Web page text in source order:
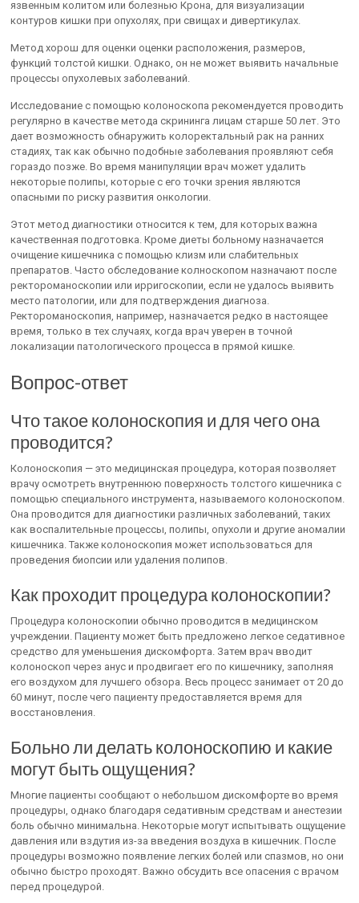
язвенным колитом или болезнью Крона, для визуализации
контуров кишки при опухолях, при свищах и дивертикулах.
Метод хорош для оценки оценки расположения, размеров,
функций толстой кишки. Однако, он не может выявить начальные
процессы опухолевых заболеваний.
Исследование с помощью колоноскопа рекомендуется проводить
регулярно в качестве метода скрининга лицам старше 50 лет. Это
дает возможность обнаружить колоректальный рак на ранних
стадиях, так как обычно подобные заболевания проявляют себя
гораздо позже. Во время манипуляции врач может удалить
некоторые полипы, которые с его точки зрения являются
опасными по риску развития онкологии.
Этот метод диагностики относится к тем, для которых важна
качественная подготовка. Кроме диеты больному назначается
очищение кишечника с помощью клизм или слабительных
препаратов. Часто обследование колноскопом назначают после
ректороманоскопии или ирригоскопии, если не удалось выявить
место патологии, или для подтверждения диагноза.
Ректороманоскопия, например, назначается редко в настоящее
время, только в тех случаях, когда врач уверен в точной
локализации патологического процесса в прямой кишке.
Вопрос-ответ
Что такое колоноскопия и для чего она
проводится?
Колоноскопия — это медицинская процедура, которая позволяет
врачу осмотреть внутреннюю поверхность толстого кишечника с
помощью специального инструмента, называемого колоноскопом.
Она проводится для диагностики различных заболеваний, таких
как воспалительные процессы, полипы, опухоли и другие аномалии
кишечника. Также колоноскопия может использоваться для
проведения биопсии или удаления полипов.
Как проходит процедура колоноскопии?
Процедура колоноскопии обычно проводится в медицинском
учреждении. Пациенту может быть предложено легкое седативное
средство для уменьшения дискомфорта. Затем врач вводит
колоноскоп через анус и продвигает его по кишечнику, заполняя
его воздухом для лучшего обзора. Весь процесс занимает от 20 до
60 минут, после чего пациенту предоставляется время для
восстановления.
Больно ли делать колоноскопию и какие
могут быть ощущения?
Многие пациенты сообщают о небольшом дискомфорте во время
процедуры, однако благодаря седативным средствам и анестезии
боль обычно минимальна. Некоторые могут испытывать ощущение
давления или вздутия из-за введения воздуха в кишечник. После
процедуры возможно появление легких болей или спазмов, но они
обычно быстро проходят. Важно обсудить все опасения с врачом
перед процедурой.